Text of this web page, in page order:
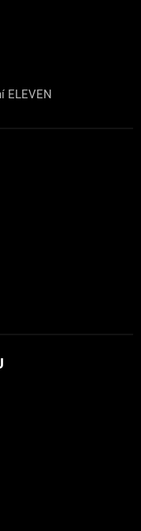
ELEVEN